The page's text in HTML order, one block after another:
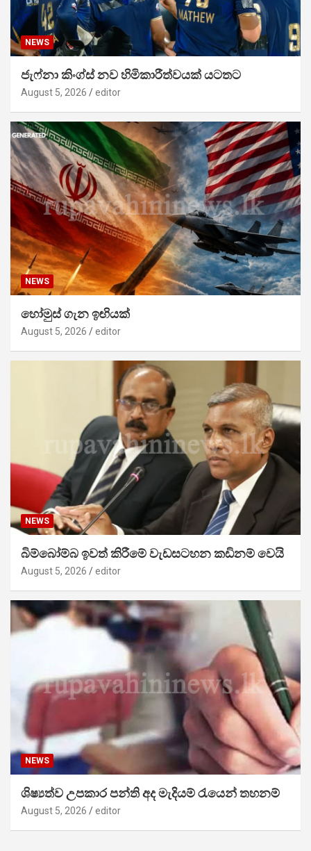
NEWS
ජැෆ්නා කිංග්ස් නව හිමිකාරීත්වයක් යටතට
August 5, 2026 editor
NEWS
හෝමුස් ගැන ඉඟියක්
August 5, 2026 editor
NEWS
බිම්බෝම්බ ඉවත් කිරීමේ වැඩසටහන කඩිනම් වෙයි
August 5, 2026 editor
NEWS
ශිෂ්‍යත්ව උපකාර පන්ති අද මැදියම් රැයෙන් තහනම්
August 5, 2026 editor